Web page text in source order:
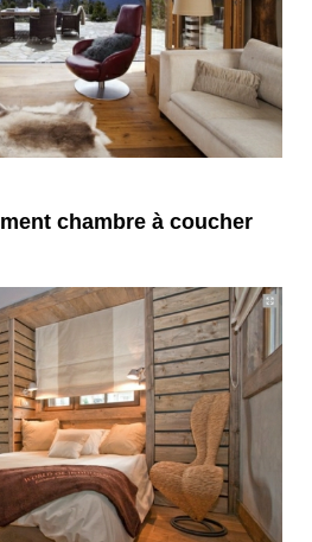
chambre à coucher